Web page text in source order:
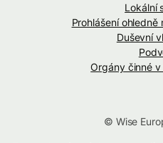
Lokální
Prohlášení
Duševní
Orgány činné
© Wise